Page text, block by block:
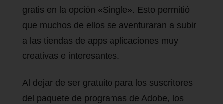
gratis en la opción «Single». Esto permitió
que muchos de ellos se aventuraran a subir
a las tiendas de apps aplicaciones muy
creativas e interesantes.
Al dejar de ser gratuito para los suscritores
del paquete de programas de Adobe, los